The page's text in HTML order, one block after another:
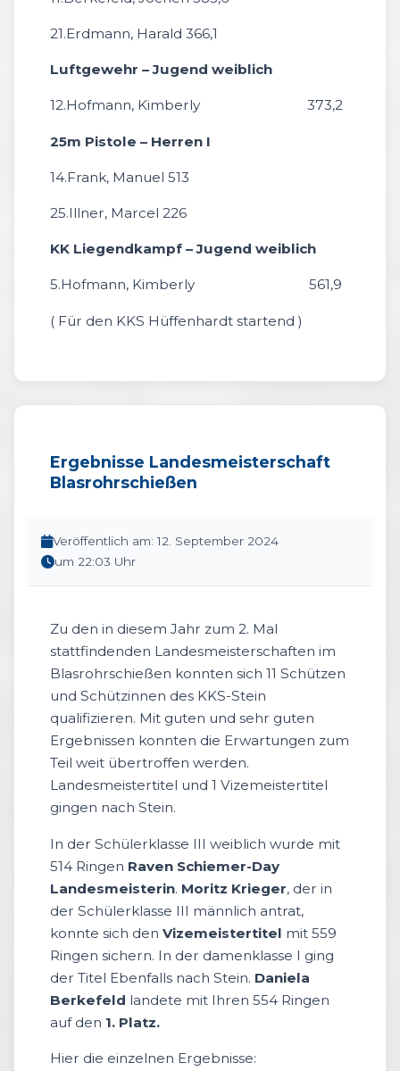
21.Erdmann, Harald 366,1
Luftgewehr – Jugend weiblich
12.Hofmann, Kimberly 373,2
25m Pistole – Herren I
14.Frank, Manuel 513
25.Illner, Marcel 226
KK Liegendkampf – Jugend weiblich
5.Hofmann, Kimberly 561,9
( Für den KKS Hüffenhardt startend )
Ergebnisse Landesmeisterschaft
Blasrohrschießen
Veröffentlich am: 12. September 2024
um 22:03 Uhr
Zu den in diesem Jahr zum 2. Mal
stattfindenden Landesmeisterschaften im
Blasrohrschießen konnten sich 11 Schützen
und Schützinnen des KKS-Stein
qualifizieren. Mit guten und sehr guten
Ergebnissen konnten die Erwartungen zum
Teil weit übertroffen werden.
Landesmeistertitel und 1 Vizemeistertitel
gingen nach Stein.
In der Schülerklasse III weiblich wurde mit
514 Ringen Raven Schiemer-Day
Landesmeisterin. Moritz Krieger, der in
der Schülerklasse III männlich antrat,
konnte sich den Vizemeistertitel mit 559
Ringen sichern. In der damenklasse I ging
der Titel Ebenfalls nach Stein. Daniela
Berkefeld landete mit Ihren 554 Ringen
auf den 1. Platz.
Hier die einzelnen Ergebnisse: